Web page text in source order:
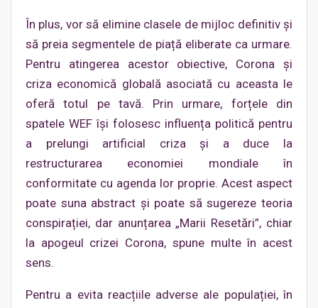
În plus, vor să elimine clasele de mijloc definitiv și
să preia segmentele de piață eliberate ca urmare.
Pentru atingerea acestor obiective, Corona și
criza economică globală asociată cu aceasta le
oferă totul pe tavă. Prin urmare, forțele din
spatele WEF își folosesc influența politică pentru
a prelungi artificial criza și a duce la
restructurarea economiei mondiale în
conformitate cu agenda lor proprie. Acest aspect
poate suna abstract și poate să sugereze teoria
conspirației, dar anunțarea „Marii Resetări”, chiar
la apogeul crizei Corona, spune multe în acest
sens.
Pentru a evita reacțiile adverse ale populației, în